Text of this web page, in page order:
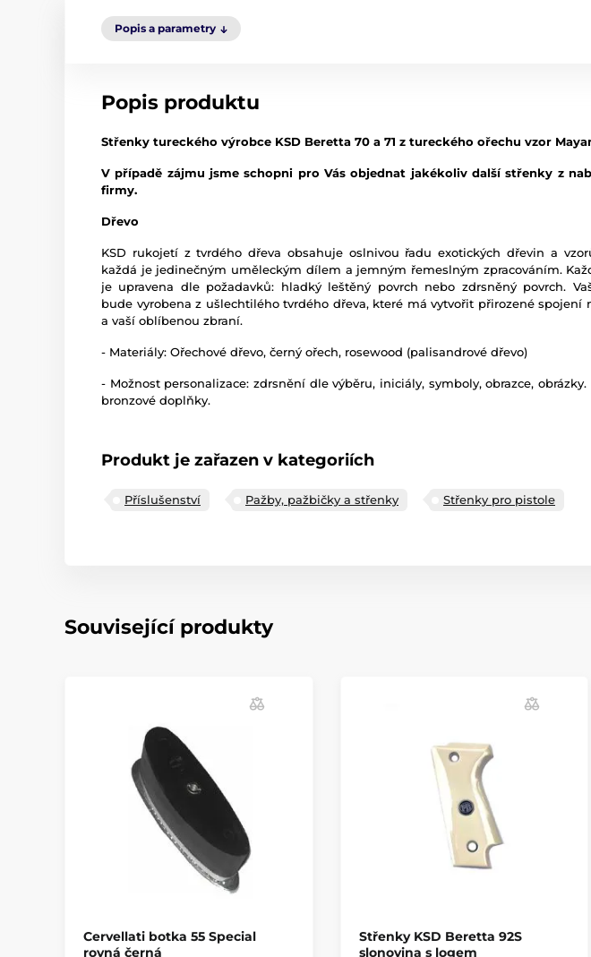
Popis a parametry
Popis produktu
Střenky tureckého výrobce KSD Beretta 70 a 71 z tureckého ořechu vzor
V případě zájmu jsme schopni pro Vás objednat jakékoliv další střenky z
firmy.
Dřevo
KSD rukojetí z tvrdého dřeva obsahuje oslnivou řadu exotických dřevin a
každá je jedinečným uměleckým dílem a jemným řemeslným zpracováním.
je upravena dle požadavků: hladký leštěný povrch nebo zdrsněný povrch.
bude vyrobena z ušlechtilého tvrdého dřeva, které má vytvořit přirozené spojení
a vaší oblíbenou zbraní.
- Materiály: Ořechové dřevo, černý ořech, rosewood (palisandrové dřevo)
- Možnost personalizace: zdrsnění dle výběru, iniciály, symboly, obrazce, obrázky.
bronzové doplňky.
Produkt je zařazen v kategoriích
Příslušenství Pažby, pažbičky a střenky Střenky pro pistole
Související produkty
Cervellati botka 55 Special
rovná černá
Střenky KSD Beretta 92S
slonovina s logem